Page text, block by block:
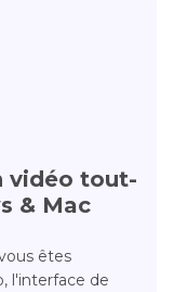
vidéo tout-
& Mac
êtes
l'interface de